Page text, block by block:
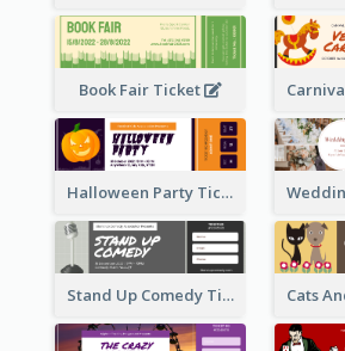
Book Fair Ticket
Halloween Party Ticket
Stand Up Comedy Ticket